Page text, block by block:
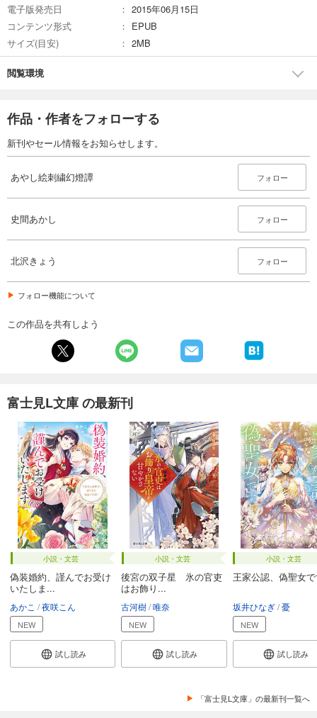
電子版発売日
2015年06月15日
コンテンツ形式
EPUB
サイズ(目安)
2MB
閲覧環境
作品・作者をフォローする
新刊やセール情報をお知らせします。
あやし絵刺繍幻燈譚 フォロー
史間あかし フォロー
北沢きょう フォロー
フォロー機能について
この作品を共有しよう
富士見L文庫 の最新刊
小説・文芸
偽装婚約、謹んでお受け
いたしま...
あかこ 夜咲こん
NEW
試し読み
小説・文芸
後宮の双子星 氷の官吏
はお飾り...
古河樹 唯奈
NEW
試し読み
小説・文芸
王家公認、偽聖女
坂井ひなぎ 憂
NEW
試し読み
「富士見L文庫」の最新刊一覧へ